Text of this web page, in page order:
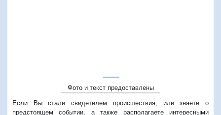
Фото и текст предоставлены
Если Вы стали свидетелем происшествия, или знаете о
предстоящем событии, а также располагаете интересными